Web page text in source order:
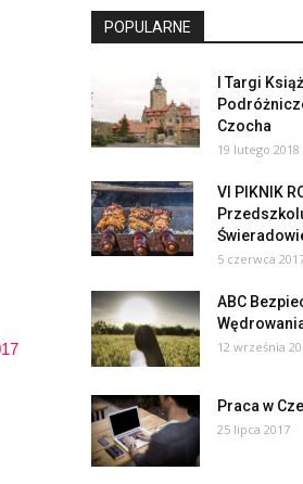
POPULARNE
I Targi
Czocha
19 lutego 2018
VI PIKNIK
5 czerwca
ABC
12 września
Praca w
25 lipca 2017